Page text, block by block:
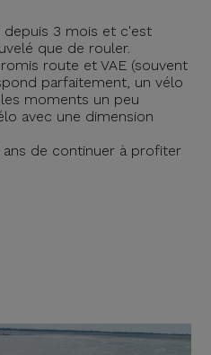
3 mois et c'est
que de rouler.
route et VAE (souvent
parfaitement, un vélo
moments un peu
avec une dimension
de continuer à profiter